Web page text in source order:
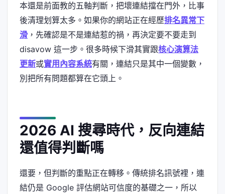
本還是前面教的五軸判斷，把壞連結擋在門外，比事
後清理划算太多。如果你的網站正在經歷排名異常下
滑 ，先確認是不是連結惹的禍，再決定要不要走到
disavow 這一步。很多時候下滑其實跟核心演算法
更新或實用內容系統有關，連結只是其中一個變數，
別把所有問題都算在它頭上。
2026 AI 搜尋時代，反向連結
還值得判斷嗎
還要，但判斷的重點正在轉移。傳統排名訊號裡，連
結仍是 Google 評估網站可信度的基礎之一，所以